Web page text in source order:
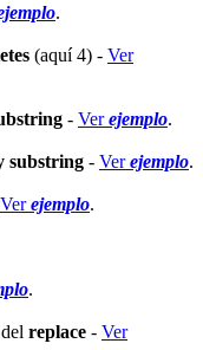
.
(aquí 4) - Ver
- Verejemplo.
substring - Verejemplo.
Verejemplo.
.
replace - Ver